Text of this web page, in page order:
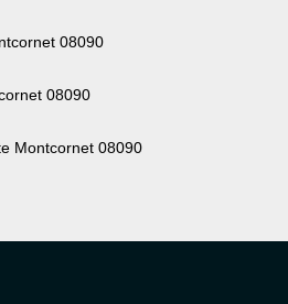
08090
08090
Montcornet 08090